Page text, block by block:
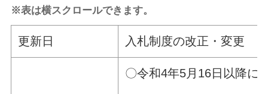
※表は横スクロールできます。
更新日 入札制度の改正・変更
〇令和4年5月16日以降に